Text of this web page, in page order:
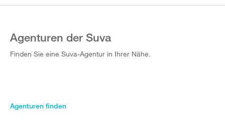
Agenturen der Suva
Finden Sie eine Suva-Agentur in Ihrer Nähe.
Agenturen finden